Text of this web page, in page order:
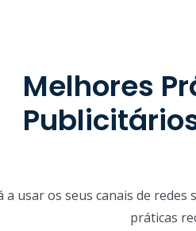
Melhores
a usar os seus canais de
práticas